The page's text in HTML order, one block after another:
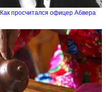
Как просчитался офицер Абвера